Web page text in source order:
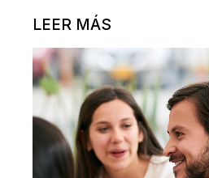
LEER MÁS